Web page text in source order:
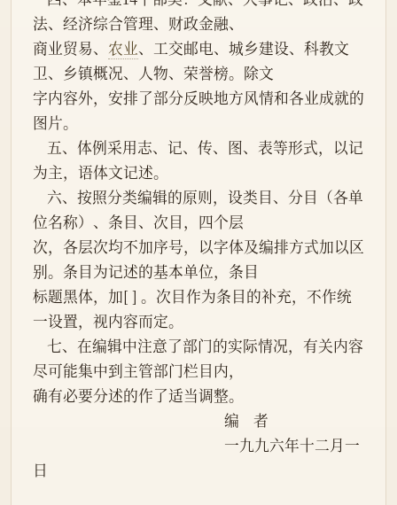
法、经济综合管理、财政金融、
商业贸易、 农业、工交邮电、城乡建设、科教文
卫、乡镇概况、人物、荣誉榜。除文
字内容外，安排了部分反映地方风情和各业成就的
图片。
为主，语体文记述。
位名称）、条目、次目，四个层
次，各层次均不加序号，以字体及编排方式加以区
别。条目为记述的基本单位，条目
标题黑体，加[ ] 。次目作为条目的补充，不作统
一设置，视内容而定。
尽可能集中到主管部门栏目内，
确有必要分述的作了适当调整。
                                                      编    者
日